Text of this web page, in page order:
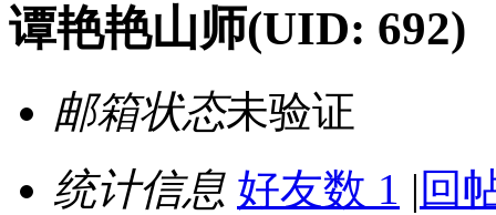
谭艳艳山师(UID: 692)
邮箱状态未验证
统计信息 好友数 1 | 回